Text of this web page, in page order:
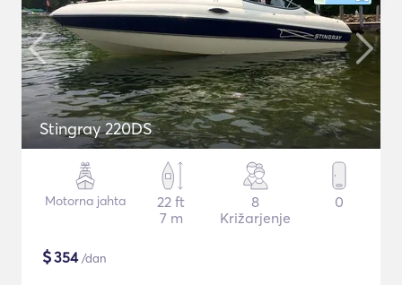
Stingray 220DS
Motorna jahta
22 ft
7 m
8
Križarjenje
0
$354/dan